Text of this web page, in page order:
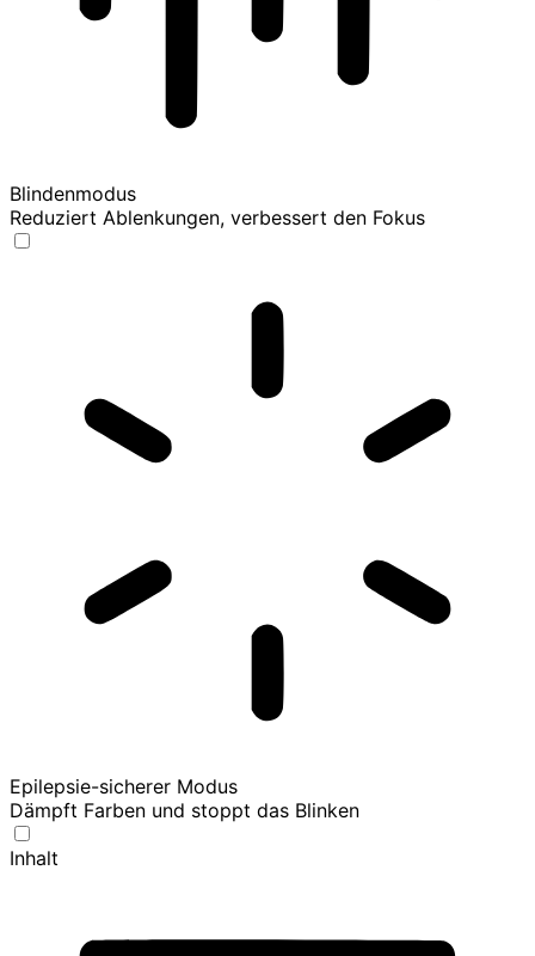
Blindenmodus
Reduziert Ablenkungen, verbessert den Fokus
Epilepsie-sicherer Modus
Dämpft Farben und stoppt das Blinken
Inhalt